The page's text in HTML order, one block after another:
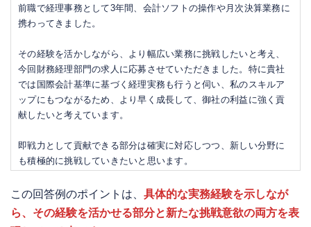
前職で経理事務として3年間、会計ソフトの操作や月次決算業務に
携わってきました。
その経験を活かしながら、より幅広い業務に挑戦したいと考え、
今回財務経理部門の求人に応募させていただきました。特に貴社
では国際会計基準に基づく経理実務も行うと伺い、私のスキルア
ップにもつながるため、より早く成長して、御社の利益に強く貢
献したいと考えています。
即戦力として貢献できる部分は確実に対応しつつ、新しい分野に
も積極的に挑戦していきたいと思います。
この回答例のポイントは、 具体的な実務経験を示しなが
ら、その経験を活かせる部分と新たな挑戦意欲の両方を表